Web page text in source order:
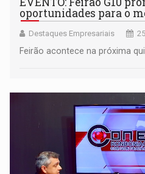
oportunidades para o
Destaques Empresariais
Feirão acontece na próxima